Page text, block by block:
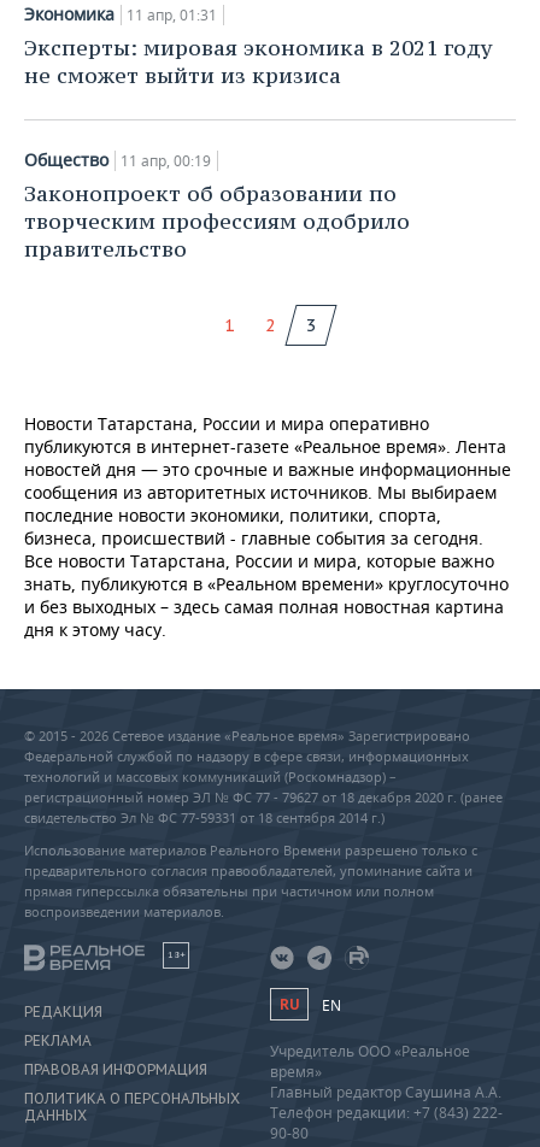
Экономика 11 апр, 01:31
Эксперты: мировая экономика в 2021 году
не сможет выйти из кризиса
Общество 11 апр, 00:19
Законопроект об образовании по
творческим профессиям одобрило
правительство
1 2 3
Новости Татарстана, России и мира оперативно
публикуются в интернет-газете «Реальное время». Лента
новостей дня — это срочные и важные информационные
сообщения из авторитетных источников. Мы выбираем
последние новости экономики, политики, спорта,
бизнеса, происшествий - главные события за сегодня.
Все новости Татарстана, России и мира, которые важно
знать, публикуются в «Реальном времени» круглосуточно
и без выходных – здесь самая полная новостная картина
дня к этому часу.
© 2015 - 2026 Сетевое издание «Реальное время» Зарегистрировано
Федеральной службой по надзору в сфере связи, информационных
технологий и массовых коммуникаций (Роскомнадзор) –
регистрационный номер ЭЛ № ФС 77 - 79627 от 18 декабря 2020 г. (ранее
свидетельство Эл № ФС 77-59331 от 18 сентября 2014 г.)
Использование материалов Реального Времени разрешено только с
предварительного согласия правообладателей, упоминание сайта и
прямая гиперссылка обязательны при частичном или полном
воспроизведении материалов.
18+
РЕДАКЦИЯ
РЕКЛАМА
ПРАВОВАЯ ИНФОРМАЦИЯ
ПОЛИТИКА О ПЕРСОНАЛЬНЫХ
ДАННЫХ
RU EN
Учредитель ООО «Реальное
время»
Главный редактор Саушина А.А.
Телефон редакции: +7 (843) 222-
90-80